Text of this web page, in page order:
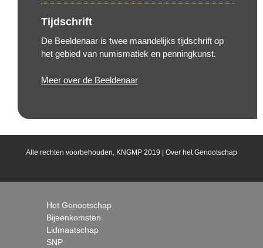
Tijdschrift
De Beeldenaar is twee maandelijks tijdschrift op
het gebied van numismatiek en penningkunst.
Meer over de Beeldenaar
Het Genootschap
Bijeenkomsten
Lidmaatschap
SNP
Alle rechten voorbehouden, KNGMP 2019 | Over het Genootschap